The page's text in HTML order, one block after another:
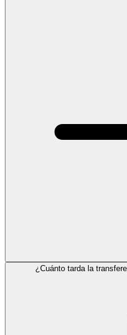
¿Cuánto tarda la